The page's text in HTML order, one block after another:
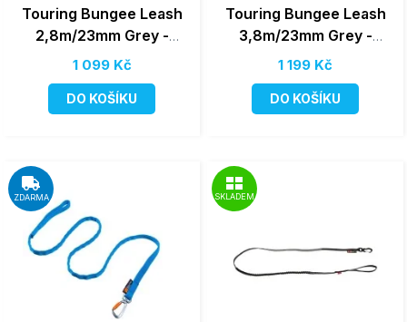
Touring Bungee Leash
2,8m/23mm Grey -
Vodítko s amortizérem
1 099 Kč
DO KOŠÍKU
Touring Bungee Leash
3,8m/23mm Grey -
Vodítko s amortizérem
1 199 Kč
DO KOŠÍKU
ZDARMA SKLADEM